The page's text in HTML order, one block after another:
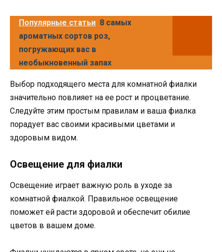
Популярные статьи 8 самых
ароматных сортов роз,
погружающих вас в
необыкновенный запах
Выбор подходящего места для комнатной фиалки
значительно повлияет на ее рост и процветание.
Следуйте этим простым правилам и ваша фиалка
порадует вас своими красивыми цветами и
здоровым видом.
Освещение для фиалки
Освещение играет важную роль в уходе за
комнатной фиалкой. Правильное освещение
поможет ей расти здоровой и обеспечит обилие
цветов в вашем доме.